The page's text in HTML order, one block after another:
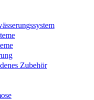
Zubehör